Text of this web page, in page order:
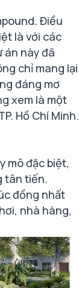
Điều
là với các
án này đã
chỉ mang lại
đáng mơ
xem là một
Hồ Chí Minh.
mô đặc biệt,
tân tiến.
đồng nhất
nhà hàng,